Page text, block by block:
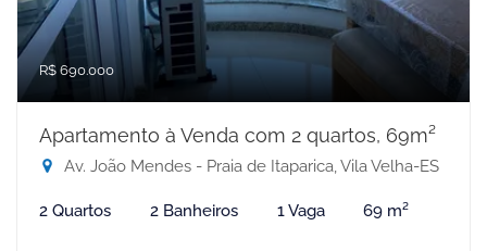
R$ 690.000
Apartamento à Venda com 2 quartos, 69m²
Av. João Mendes - Praia de Itaparica, Vila Velha-ES
2 Quartos 2 Banheiros 1 Vaga 69 m²